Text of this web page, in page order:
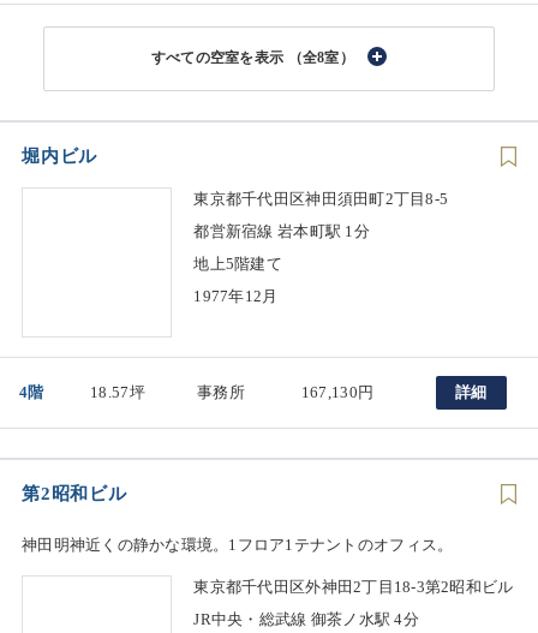
（全8室）
堀内ビル
東京都千代田区神田須田町2丁目8-5
都営新宿線 岩本町駅 1分
地上5階建て
1977年12月
4階 18.57坪 事務所 167,130円 詳細
第2昭和ビル
神⽥明神近くの静かな環境。1フロア1テナントのオフィス。
東京都千代田区外神田2丁目18-3第2昭和ビル
JR中央・総武線 御茶ノ水駅 4分